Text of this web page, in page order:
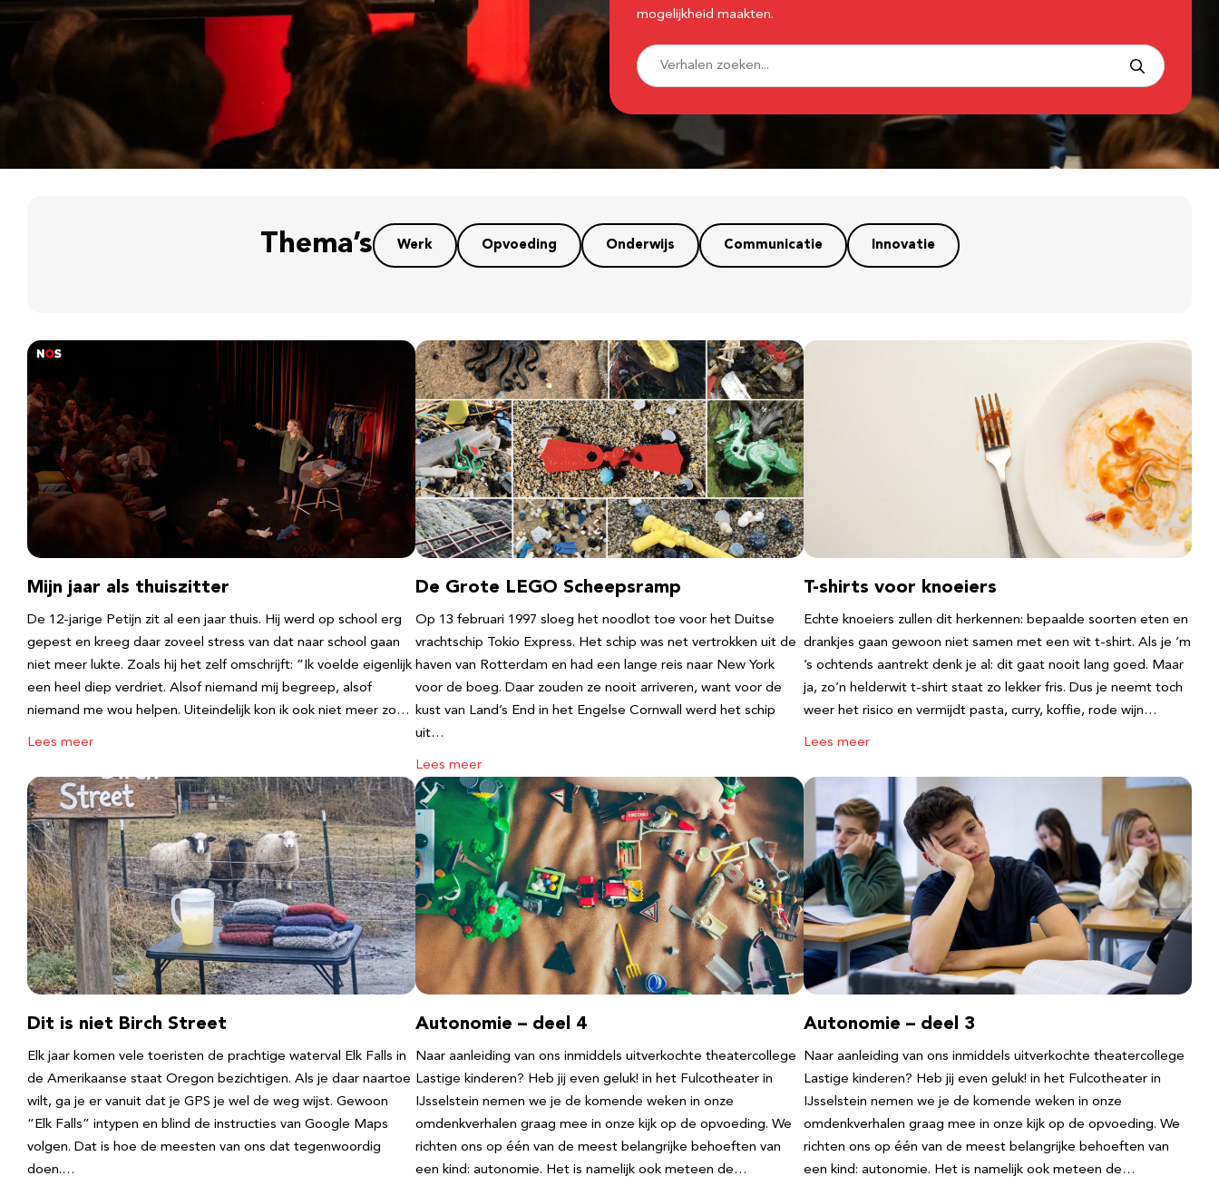
mogelijkheid maakten.
Thema’s Werk Opvoeding Onderwijs Communicatie Innovatie
Mijn jaar als thuiszitter
De 12-jarige Petijn zit al een jaar thuis. Hij werd op school erg
gepest en kreeg daar zoveel stress van dat naar school gaan
niet meer lukte. Zoals hij het zelf omschrijft: “Ik voelde eigenlijk
een heel diep verdriet. Alsof niemand mij begreep, alsof
niemand me wou helpen. Uiteindelijk kon ik ook niet meer zo…
Lees meer
De Grote LEGO Scheepsramp
Op 13 februari 1997 sloeg het noodlot toe voor het Duitse
vrachtschip Tokio Express. Het schip was net vertrokken uit de
haven van Rotterdam en had een lange reis naar New York
voor de boeg. Daar zouden ze nooit arriveren, want voor de
kust van Land’s End in het Engelse Cornwall werd het schip
uit…
Lees meer
T-shirts voor knoeiers
Echte knoeiers zullen dit herkennen: bepaalde soorten eten en
drankjes gaan gewoon niet samen met een wit t-shirt. Als je ‘m
’s ochtends aantrekt denk je al: dit gaat nooit lang goed. Maar
ja, zo’n helderwit t-shirt staat zo lekker fris. Dus je neemt toch
weer het risico en vermijdt pasta, curry, koffie, rode wijn…
Lees meer
Dit is niet Birch Street
Elk jaar komen vele toeristen de prachtige waterval Elk Falls in
de Amerikaanse staat Oregon bezichtigen. Als je daar naartoe
wilt, ga je er vanuit dat je GPS je wel de weg wijst. Gewoon
“Elk Falls” intypen en blind de instructies van Google Maps
volgen. Dat is hoe de meesten van ons dat tegenwoordig
doen.…
Autonomie – deel 4
Naar aanleiding van ons inmiddels uitverkochte theatercollege
Lastige kinderen? Heb jij even geluk! in het Fulcotheater in
IJsselstein nemen we je de komende weken in onze
omdenkverhalen graag mee in onze kijk op de opvoeding. We
richten ons op één van de meest belangrijke behoeften van
een kind: autonomie. Het is namelijk ook meteen de…
Autonomie – deel 3
Naar aanleiding van ons inmiddels uitverkochte theatercollege
Lastige kinderen? Heb jij even geluk! in het Fulcotheater in
IJsselstein nemen we je de komende weken in onze
omdenkverhalen graag mee in onze kijk op de opvoeding. We
richten ons op één van de meest belangrijke behoeften van
een kind: autonomie. Het is namelijk ook meteen de…